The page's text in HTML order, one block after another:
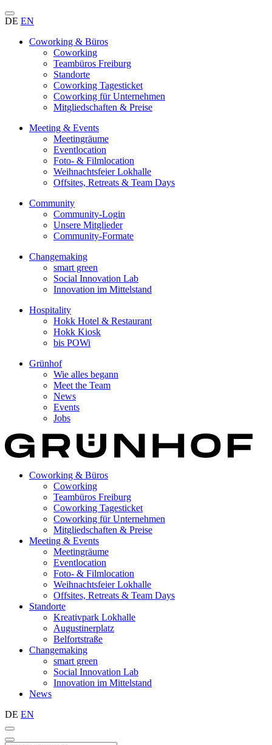
DE EN
Coworking & Büros
Coworking
Teambüros Freiburg
Standorte
Coworking Tagesticket
Coworking für Unternehmen
Mitgliedschaften & Preise
Meeting & Events
Meetingräume
Eventlocation
Foto- & Filmlocation
Weihnachtsfeier Lokhalle
Offsites, Retreats & Team Days
Community
Community-Login
Unsere Mitglieder
Community-Formate
Changemaking
smart green
Social Innovation Lab
Innovation im Mittelstand
Hospitality
Hokk Hotel & Restaurant
Hokk Kiosk
bis POWi
Grünhof
Wie alles begann
Meet the Team
News
Events
Jobs
Coworking & Büros
Coworking
Teambüros Freiburg
Coworking Tagesticket
Coworking für Unternehmen
Mitgliedschaften & Preise
Meeting & Events
Meetingräume
Eventlocation
Foto- & Filmlocation
Weihnachtsfeier Lokhalle
Offsites, Retreats & Team Days
Standorte
Kreativpark Lokhalle
Augustinerplatz
Belfortstraße
Changemaking
smart green
Social Innovation Lab
Innovation im Mittelstand
News
DE EN